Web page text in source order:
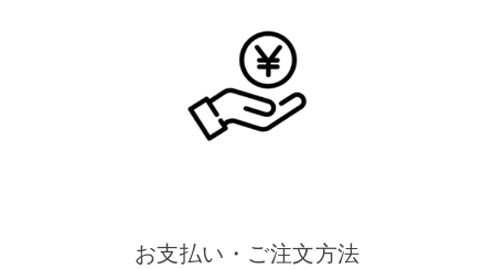
お支払い・ご注文方法